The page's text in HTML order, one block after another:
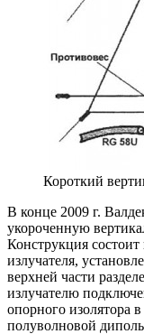
Короткий
В конце 2009 г.
укороченную
Конструкция
излучателя,
верхней части
излучателю
опорного изолятора в
полуволновой